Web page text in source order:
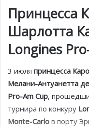
Принцесса
Шарлотта
Longines
3 июля принцесса
Мелани-Антуанетта
Pro-Am Cup,
турнира по конкуру
Monte-Carlo в порту